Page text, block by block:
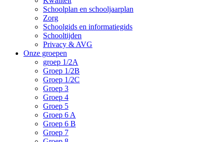
Schoolplan en schooljaarplan
Zorg
Schoolgids en informatiegids
Schooltijden
Privacy & AVG
Onze groepen
groep 1/2A
Groep 1/2B
Groep 1/2C
Groep 3
Groep 4
Groep 5
Groep 6 A
Groep 6 B
Groep 7